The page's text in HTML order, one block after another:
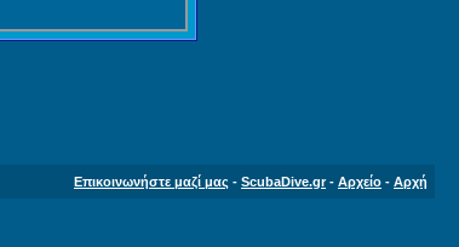
Επικοινωνήστε μαζί μας - ScubaDive.gr- Αρχείο - Αρχή